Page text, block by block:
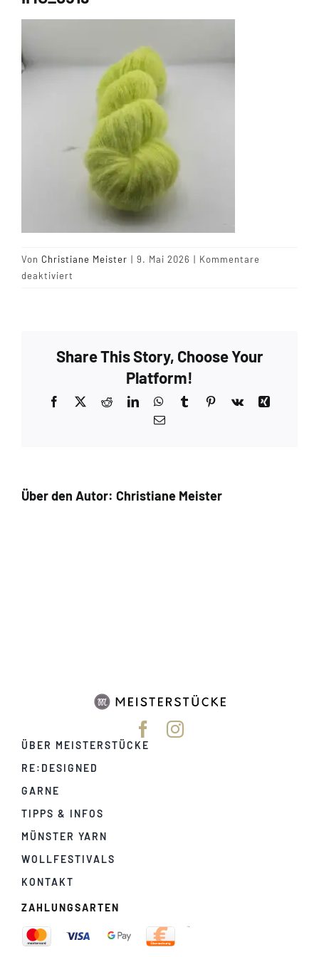
Wollfestivals
Von Christiane Meister | 9. Mai 2026 | Kommentare
deaktiviert
Share This Story, Choose Your
Platform!
Facebook Reddit LinkedInWhatsApp
TumblrPinterest
Vk
E-
Über den Autor: Christiane Meister
ÜBER MEISTERSTÜCKE
RE:DESIGNED
GARNE
TIPPS & INFOS
MÜNSTER YARN
WOLLFESTIVALS
KONTAKT
ZAHLUNGSARTEN